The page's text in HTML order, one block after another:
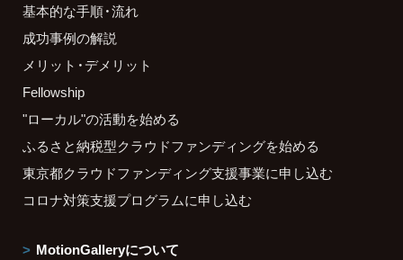
基本的な手順・流れ
成功事例の解説
メリット・デメリット
Fellowship
"ローカル"の活動を始める
ふるさと納税型クラウドファンディングを始める
東京都クラウドファンディング支援事業に申し込む
コロナ対策支援プログラムに申し込む
MotionGalleryについて